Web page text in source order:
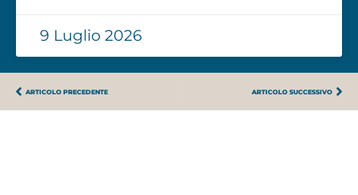
9 Luglio 2026
ARTICOLO PRECEDENTE ARTICOLO SUCCESSIVO